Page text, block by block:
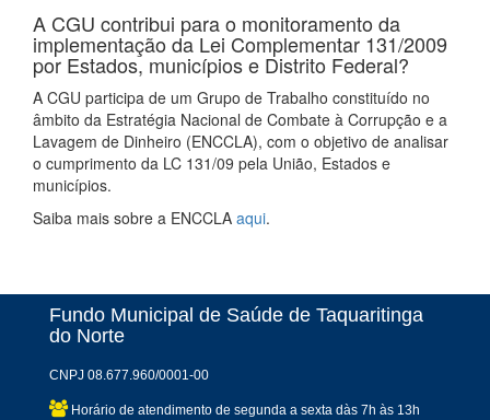
A CGU contribui para o monitoramento da
implementação da Lei Complementar 131/2009
por Estados, municípios e Distrito Federal?
A CGU participa de um Grupo de Trabalho constituído no
âmbito da Estratégia Nacional de Combate à Corrupção e a
Lavagem de Dinheiro (ENCCLA), com o objetivo de analisar
o cumprimento da LC 131/09 pela União, Estados e
municípios.
Saiba mais sobre a ENCCLA aqui.
Fundo Municipal de Saúde de Taquaritinga
do Norte
CNPJ 08.677.960/0001-00
Horário de atendimento de segunda a sexta dàs 7h às 13h